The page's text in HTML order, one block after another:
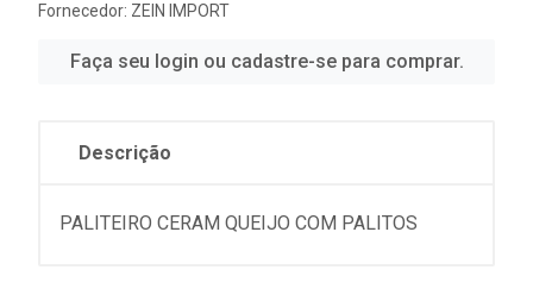
Fornecedor: ZEIN IMPORT
Faça seu login ou cadastre-se para comprar.
Descrição
PALITEIRO CERAM QUEIJO COM PALITOS